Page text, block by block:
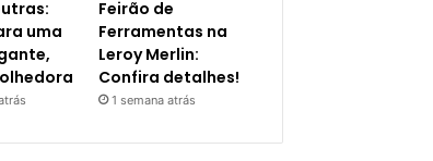
uma
Feirão de
Ferramentas na
Leroy Merlin:
Confira detalhes!
1 semana atrás